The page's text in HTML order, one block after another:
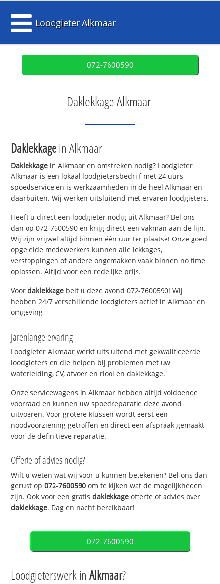
Loodgieter Alkmaar
072-7600590
Daklekkage Alkmaar
Daklekkagein Alkmaar
Daklekkage in Alkmaar en omstreken nodig? Loodgieter
Alkmaar is een lokaal loodgietersbedrijf met 24 uurs
spoedservice en is werkzaamheden in de heel Alkmaar en
daarbuiten. Wij werken uitsluitend met ervaren loodgieters.
Heeft u direct een loodgieter nodig uit Alkmaar? Bel ons
dan op 072-7600590 en krijg direct een vakman aan de lijn.
Wij zijn vrijwel altijd binnen één uur ter plaatse! Onze goed
opgeleide medewerkers kunnen alle lekkages,
verstoppingen of andere ongemakken vaak binnen no time
oplossen. Altijd voor een redelijke prijs.
Voordaklekkage belt u deze avond 072-7600590! Wij
hebben 24/7 verschillende loodgieters actief in Alkmaar en
omgeving
Jarenlange ervaring
Loodgieter Alkmaar werkt uitsluitend met gekwalificeerde
loodgieters en die helpen bij problemen met uw
waterleiding, CV, afvoer en riool en daklekkage.
Onze servicewagens in Alkmaar hebben altijd voldoende
voorraad en kunnen uw spoedreparatie deze avond
uitvoeren. Voor grotere klussen wordt eerst een
noodvoorziening getroffen en direct een afspraak gemaakt
voor de definitieve reparatie.
Offerte of advies nodig?
Wilt u weten wat wij voor u kunnen betekenen? Bel ons dan
gerust op072-7600590 om te kijken wat de mogelijkheden
zijn. Ook voor een gratisdaklekkage offerte of advies over
daklekkage. Dag en nacht bereikbaar!
072-7600590
Loodgieterswerk inAlkmaar?